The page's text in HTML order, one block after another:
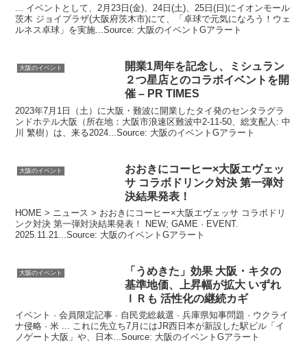
... イベントとして、2月23日(金)、24日(土)、25日(日)にイオンモール
茨木 ジョイプラザ(大阪府茨木市)にて、「卓球で元気になろう！ウェ
ルネス卓球」を実施...Source: 大阪のイベントGアラート
大阪のイベント
開業1周年を記念し、ミシュラン
２つ星店とのコラボイベント を開
催 – PR TIMES
2023年7月1日（土）に大阪・難波に開業したタイ発のセンタラグラ
ンドホテル大阪（所在地：大阪市浪速区難波中2-11-50、総支配人: 中
川 繁樹）は、来る2024...Source: 大阪のイベントGアラート
大阪のイベント おおきにコーヒー×大阪エヴェッ
サ コラボドリンク対決 第一弾対
決結果発表！
HOME > ニュース > おおきにコーヒー×大阪エヴェッサ コラボドリ
ンク対決 第一弾対決結果発表！ NEW; GAME · EVENT.
2025.11.21...Source: 大阪のイベントGアラート
大阪のイベント 「うめきた」効果 大阪 ・キタの
基準地価、上昇幅が拡大 いずれ
ＩＲも 活性化の継続カギ
イベント · 会員限定記事 · 自民党総裁選 · 兵庫県知事問題 · ウクライ
ナ侵略 · 米 ... これに先立ち7月にはJR西日本が新設した駅ビル「イ
ノゲート大阪」や、日本...Source: 大阪のイベントGアラート